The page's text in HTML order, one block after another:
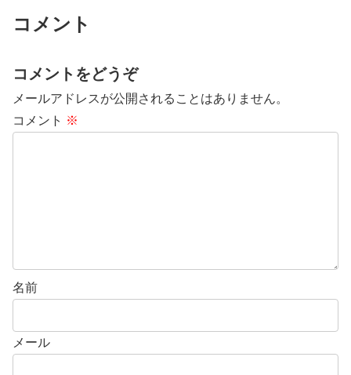
コメント
コメントをどうぞ
メールアドレスが公開されることはありません。
コメント ※
名前
メール